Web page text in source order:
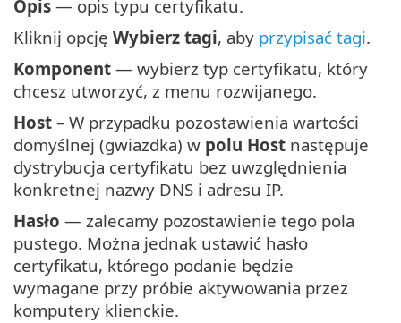
Opis — opis typu certyfikatu.
Kliknij opcję Wybierz tagi, aby przypisać tagi.
Komponent — wybierz typ certyfikatu, który
chcesz utworzyć, z menu rozwijanego.
Host – W przypadku pozostawienia wartości
domyślnej (gwiazdka) w polu Host następuje
dystrybucja certyfikatu bez uwzględnienia
konkretnej nazwy DNS i adresu IP.
Hasło — zalecamy pozostawienie tego pola
pustego. Można jednak ustawić hasło
certyfikatu, którego podanie będzie
wymagane przy próbie aktywowania przez
komputery klienckie.